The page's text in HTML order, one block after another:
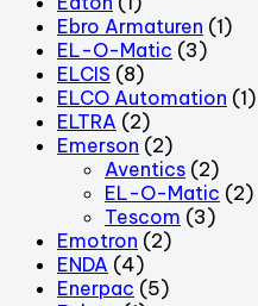
Ebro Armaturen (1)
EL-O-Matic (3)
ELCIS (8)
ELCO Automation (1)
ELTRA (2)
Emerson (2)
Aventics (2)
EL-O-Matic (2)
Tescom (3)
Emotron (2)
ENDA (4)
Enerpac (5)